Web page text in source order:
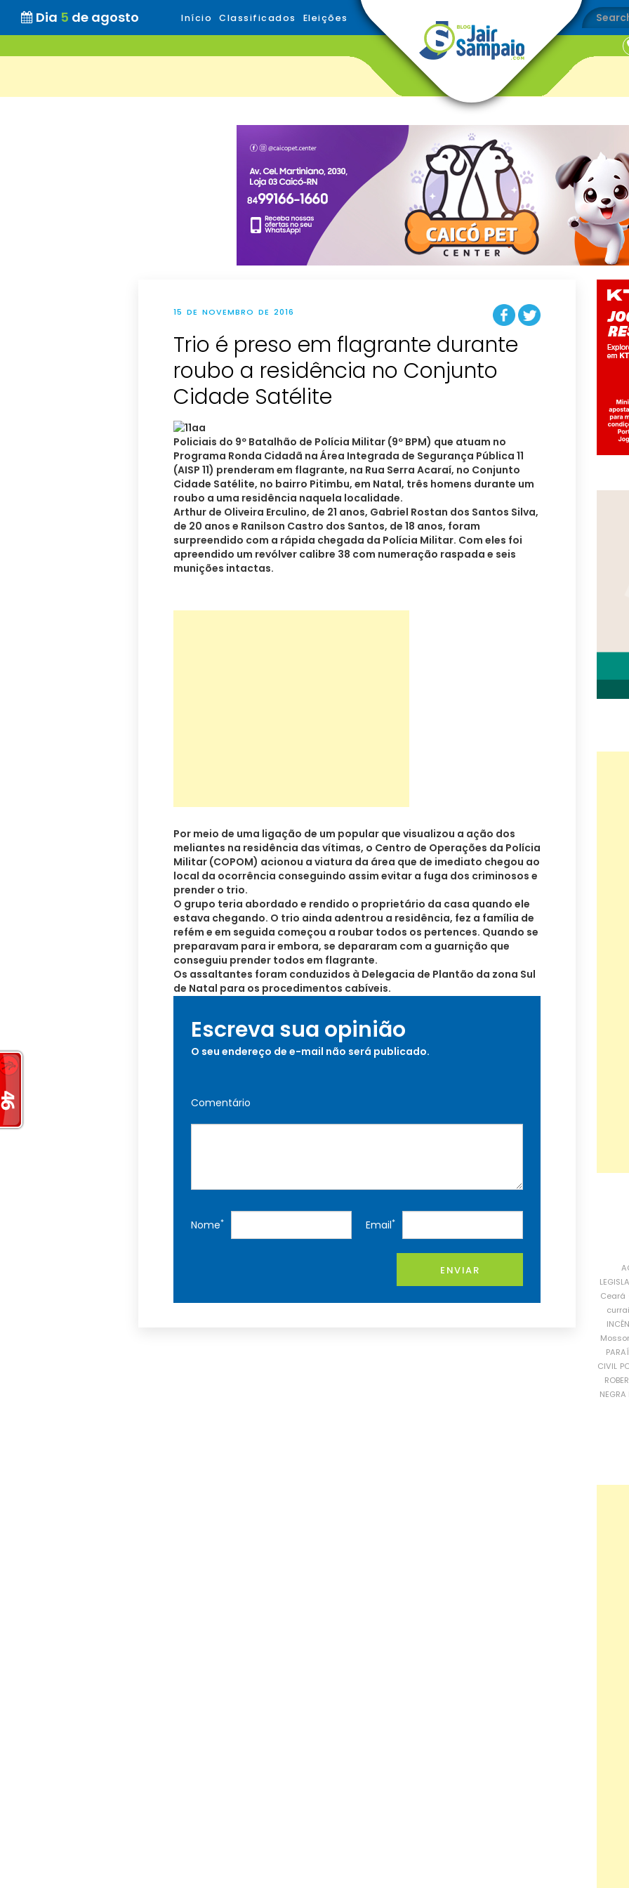
Dia 5 de agosto Início Classificados Eleições
15 DE NOVEMBRO DE 2016
Trio é preso em flagrante durante
roubo a residência no Conjunto
Cidade Satélite
Policiais do 9º Batalhão de Polícia Militar (9º BPM) que atuam no
Programa Ronda Cidadã na Área Integrada de Segurança Pública 11
(AISP 11) prenderam em flagrante, na Rua Serra Acaraí, no Conjunto
Cidade Satélite, no bairro Pitimbu, em Natal, três homens durante um
roubo a uma residência naquela localidade.
Arthur de Oliveira Erculino, de 21 anos, Gabriel Rostan dos Santos Silva,
de 20 anos e Ranilson Castro dos Santos, de 18 anos, foram
surpreendido com a rápida chegada da Polícia Militar. Com eles foi
apreendido um revólver calibre 38 com numeração raspada e seis
munições intactas.
Por meio de uma ligação de um popular que visualizou a ação dos
meliantes na residência das vítimas, o Centro de Operações da Polícia
Militar (COPOM) acionou a viatura da área que de imediato chegou ao
local da ocorrência conseguindo assim evitar a fuga dos criminosos e
prender o trio.
O grupo teria abordado e rendido o proprietário da casa quando ele
estava chegando. O trio ainda adentrou a residência, fez a família de
refém e em seguida começou a roubar todos os pertences. Quando se
preparavam para ir embora, se depararam com a guarnição que
conseguiu prender todos em flagrante.
Os assaltantes foram conduzidos à Delegacia de Plantão da zona Sul
de Natal para os procedimentos cabíveis.
Escreva sua opinião
O seu endereço de e-mail não será publicado.
Comentário
Nome* Email*
ENVIAR
Ceará
CIVIL
NEGRA